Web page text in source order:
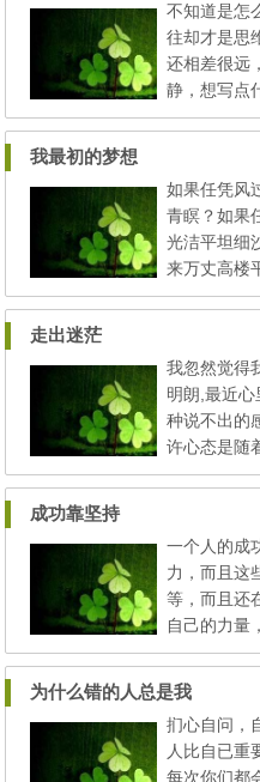
想说的，我
但我肯定我
信你也有感
不知道是怎
往却才是思
还相差很远
静，想写
乎很久没有
我的习惯。
来的自己。
但似...
我最初的梦想
如果任凭风
青瞑？如果
光洁平坦细
来万丈高楼
己最初的
而且是没傻
的事情上选
我最初的梦
走出迷茫
我忽然觉得
明朗,最近
种说不出的
许心态是随
感叹，有时
然这也是我
停的给自己
到很迷茫，
成功靠坚持
一个人的成
力，而且这
等，而且还
自己的力量
有些进展，
社会的竞争
劲、目标、
步的鼓励我
为什么错的人总是我
扪心自问，
人比自已重
每次你们都